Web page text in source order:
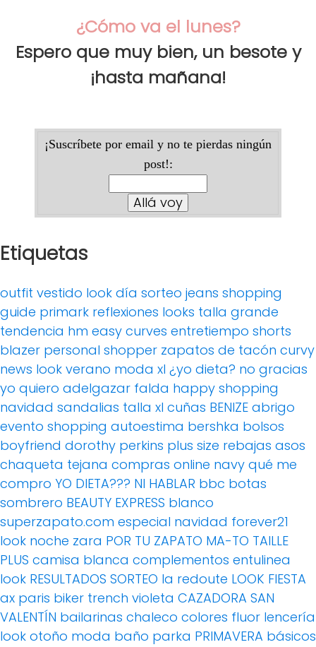
¿Cómo va el lunes?
Espero que muy bien, un besote y
¡hasta mañana!
¡Suscríbete por email y no te pierdas ningún
post!:
Etiquetas
outfit vestido look día sorteo jeans shopping
guide primark reflexiones looks talla grande
tendencia hm easy curves entretiempo shorts
blazer personal shopper zapatos de tacón curvy
news look verano moda xl ¿yo dieta? no gracias
yo quiero adelgazar falda happy shopping
navidad sandalias talla xl cuñas BENIZE abrigo
evento shopping autoestima bershka bolsos
boyfriend dorothy perkins plus size rebajas asos
chaqueta tejana compras online navy qué me
compro YO DIETA??? NI HABLAR bbc botas
sombrero BEAUTY EXPRESS blanco
superzapato.com especial navidad forever21
look noche zara POR TU ZAPATO MA-TO TAILLE
PLUS camisa blanca complementos entulinea
look RESULTADOS SORTEO la redoute LOOK FIESTA
ax paris biker trench violeta CAZADORA SAN
VALENTÍN bailarinas chaleco colores fluor lencería
look otoño moda baño parka PRIMAVERA básicos